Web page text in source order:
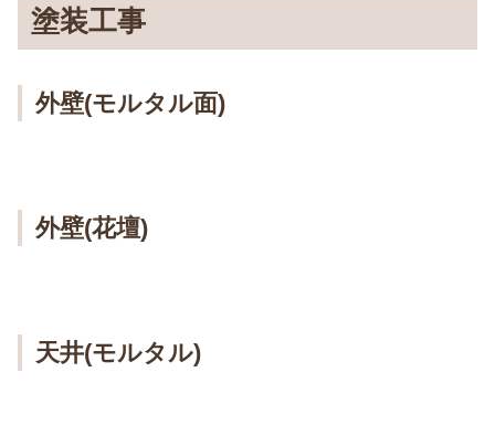
塗装工事
外壁(モルタル面)
外壁(花壇)
天井(モルタル)